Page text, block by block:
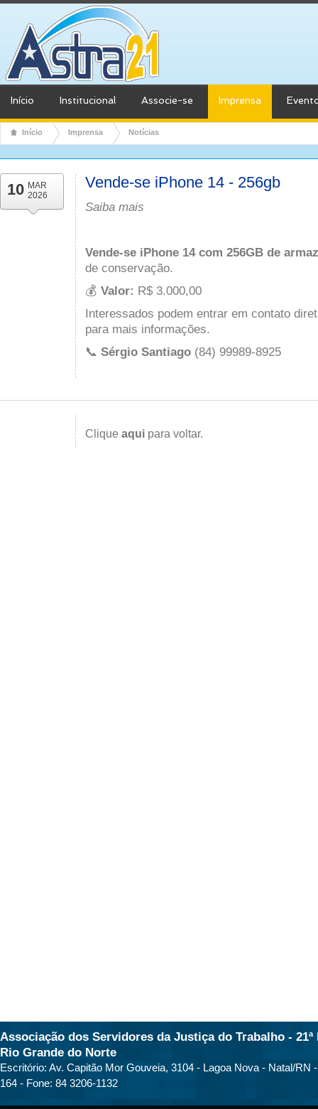
Início Institucional Associe-se Imprensa
Início Imprensa Notícias
10 MAR
2026
Vende-se iPhone 14 - 256gb
Saiba mais
Vende-se iPhone 14 com 256GB de
de conservação.
💰 Valor: R$ 3.000,00
Interessados podem entrar em contato
para mais informações.
📞 Sérgio Santiago (84) 99989-8925
Clique aqui para voltar.
Associação dos Servidores da Justiça do Trabalho - 21ª
Rio Grande do Norte
Escritório: Av. Capitão Mor Gouveia, 3104 - Lagoa Nova - Natal/RN
164 - Fone: 84 3206-1132